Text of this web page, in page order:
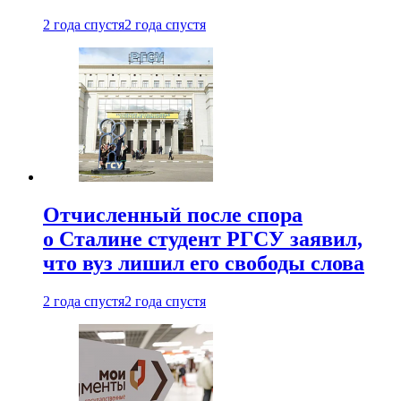
2 года спустя2 года спустя
Отчисленный после спора
о Сталине студент РГСУ заявил,
что вуз лишил его свободы слова
2 года спустя2 года спустя